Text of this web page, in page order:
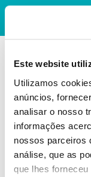
Este website
Utilizamos
anúncios,
analisar o nosso
informações
nossos parceiros
análise, que as
que lhes